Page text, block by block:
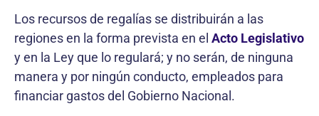
Los recursos de regalías se distribuirán a las
regiones en la forma prevista en el Acto Legislativo
y en la Ley que lo regulará; y no serán, de ninguna
manera y por ningún conducto, empleados para
financiar gastos del Gobierno Nacional.